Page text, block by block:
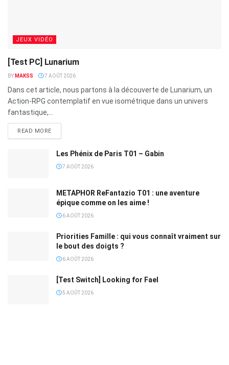
JEUX VIDÉO
[Test PC] Lunarium
BY MAKSS 7 AOÛT 2026
Dans cet article, nous partons à la découverte de Lunarium, un
Action-RPG contemplatif en vue isométrique dans un univers
fantastique,...
READ MORE
Les Phénix de Paris T01 – Gabin
7 AOÛT 2026
METAPHOR ReFantazio T01 : une aventure
épique comme on les aime !
6 AOÛT 2026
Priorities Famille : qui vous connaît vraiment sur
le bout des doigts ?
6 AOÛT 2026
[Test Switch] Looking for Fael
5 AOÛT 2026